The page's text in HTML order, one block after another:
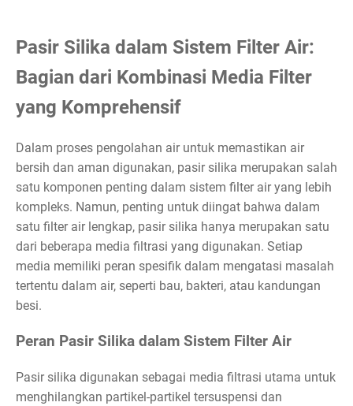
Pasir Silika dalam Sistem Filter Air:
Bagian dari Kombinasi Media Filter
yang Komprehensif
Dalam proses pengolahan air untuk memastikan air
bersih dan aman digunakan, pasir silika merupakan salah
satu komponen penting dalam sistem filter air yang lebih
kompleks. Namun, penting untuk diingat bahwa dalam
satu filter air lengkap, pasir silika hanya merupakan satu
dari beberapa media filtrasi yang digunakan. Setiap
media memiliki peran spesifik dalam mengatasi masalah
tertentu dalam air, seperti bau, bakteri, atau kandungan
besi.
Peran Pasir Silika dalam Sistem Filter Air
Pasir silika digunakan sebagai media filtrasi utama untuk
menghilangkan partikel-partikel tersuspensi dan